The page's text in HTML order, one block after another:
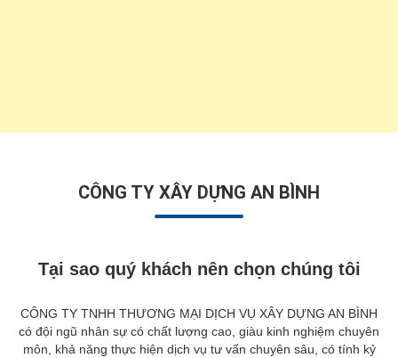
CÔNG TY XÂY DỰNG AN BÌNH
Tại sao quý khách nên chọn chúng tôi
CÔNG TY TNHH THƯƠNG MẠI DỊCH VỤ XÂY DỰNG AN BÌNH
có đội ngũ nhân sự có chất lượng cao, giàu kinh nghiệm chuyên
môn, khả năng thực hiện dịch vụ tư vấn chuyên sâu, có tính kỷ